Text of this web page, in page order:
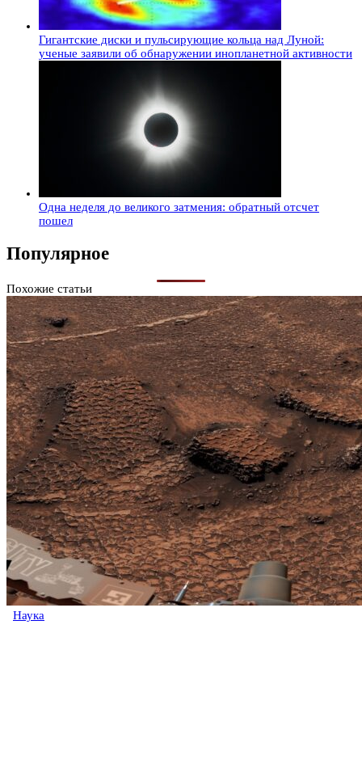
Гигантские диски и пульсирующие кольца над Луной:
ученые заявили об обнаружении инопланетной активности
Одна неделя до великого затмения: обратный отсчет
пошел
Популярное
Похожие статьи
Наука